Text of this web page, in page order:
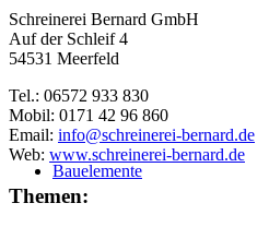
Bauelemente
Schreinerei Bernard GmbH
Auf der Schleif 4
54531 Meerfeld
Tel.: 06572 933 830
Mobil: 0171 42 96 860
Email: info@schreinerei-bernard.de
Web: www.schreinerei-bernard.de
Themen: